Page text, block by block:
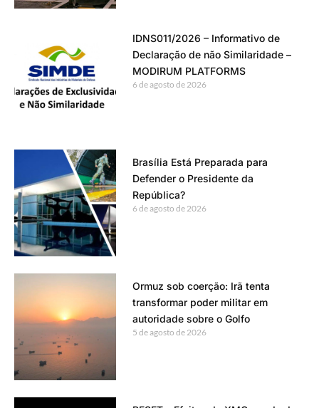
IDNS011/2026 – Informativo de
Declaração de não Similaridade –
MODIRUM PLATFORMS
6 de agosto de 2026
Brasília Está Preparada para
Defender o Presidente da
República?
6 de agosto de 2026
Ormuz sob coerção: Irã tenta
transformar poder militar em
autoridade sobre o Golfo
5 de agosto de 2026